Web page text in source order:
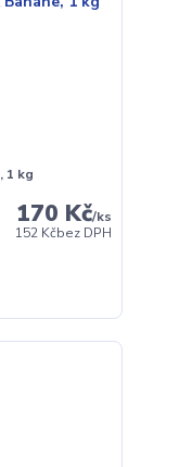
1 kg
170 Kč/ks
152 Kčbez DPH